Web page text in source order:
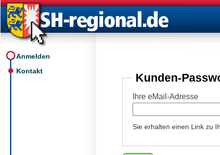
Anmelden
Kontakt
Kunden-
Ihre eMail-Adresse
Sie erhalten einen Link zu